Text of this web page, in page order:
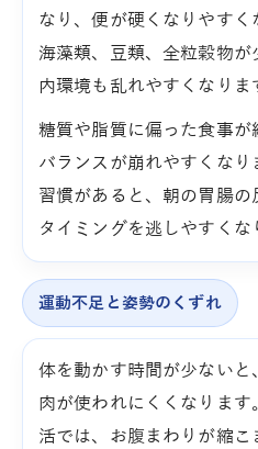
なり、便が硬くなりやすく
海藻類、豆類、全粒穀物
内環境も乱れやすくなりま
糖質や脂質に偏った食事
バランスが崩れやすくなり
習慣があると、朝の胃腸
タイミングを逃しやすくな
運動不足と姿勢のくずれ
体を動かす時間が少ない
肉が使われにくくなりま
活では、お腹まわりが縮